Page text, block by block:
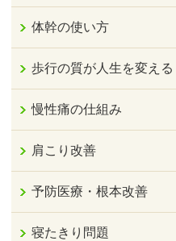
体幹の使い方
歩行の質が人生を変える
慢性痛の仕組み
肩こり改善
予防医療・根本改善
寝たきり問題